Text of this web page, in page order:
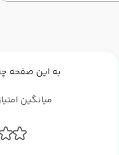
به این صفحه
میانگین امتیاز 0 از 5 ( از 0